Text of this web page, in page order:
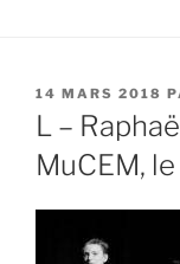
PUBLIÉ
LE
14 MARS 2018
L –
MuCEM,